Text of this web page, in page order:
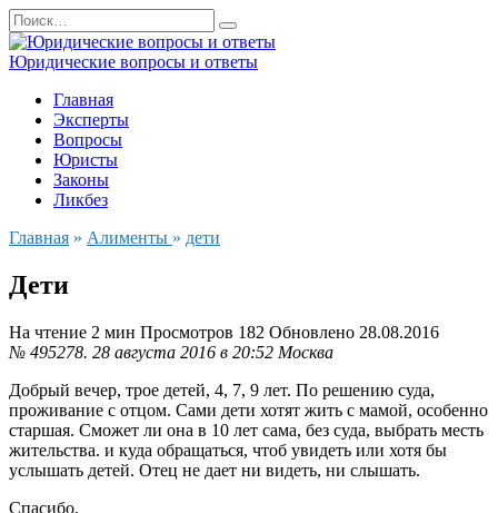
Перейти
к
содержанию
Search
for:
Юридические вопросы и ответы
Главная
Эксперты
Вопросы
Юристы
Законы
Ликбез
Главная » Алименты » дети
Дети
На чтение 2 мин Просмотров 182 Обновлено 28.08.2016
№ 495278. 28 августа 2016 в 20:52 Москва
Добрый вечер, трое детей, 4, 7, 9 лет. По решению суда,
проживание с отцом. Сами дети хотят жить с мамой, особенно
старшая. Сможет ли она в 10 лет сама, без суда, выбрать месть
жительства. и куда обращаться, чтоб увидеть или хотя бы
услышать детей. Отец не дает ни видеть, ни слышать.
Спасибо.